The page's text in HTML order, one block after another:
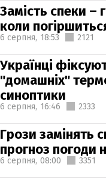
Замість спеки –
коли
6 серпня, 18:53 2121
Українці
"домашніх"
синоптики
6 серпня, 16:46 2333
Грози замінять
прогноз погоди
6 серпня, 08:00 3351